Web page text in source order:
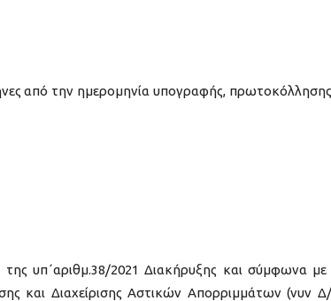
από την ημερομηνία υπογραφής,
υπ΄αριθμ.38/2021 Διακήρυξης και σύμφωνα με
και Διαχείρισης Αστικών Απορριμμάτων (νυν